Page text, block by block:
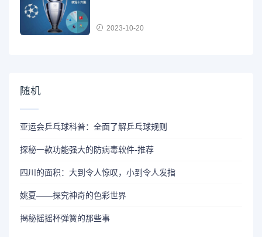
2023-10-20
随机
亚运会乒乓球科普：全面了解乒乓球规则
探秘一款功能强大的防病毒软件-推荐
四川的面积：大到令人惊叹，小到令人发指
姚夏——探究神奇的色彩世界
揭秘摇摇杯弹簧的那些事